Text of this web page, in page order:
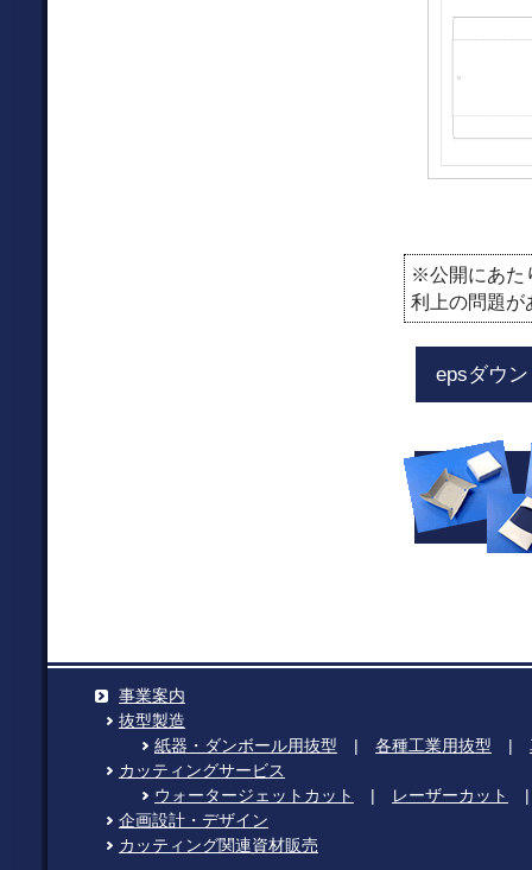
※公開にあた
利上の問題が
epsダウ
事業案内
抜型製造
紙器・ダンボール用抜型 | 各種工業用抜型 |
カッティングサービス
ウォータージェットカット
| レーザーカット
企画設計・デザイン
カッティング関連資材販売